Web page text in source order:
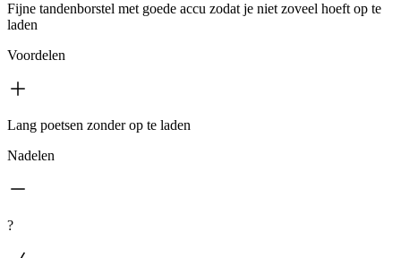
Fijne tandenborstel met goede accu zodat je niet zoveel hoeft op te
laden
Voordelen
Lang poetsen zonder op te laden
Nadelen
?